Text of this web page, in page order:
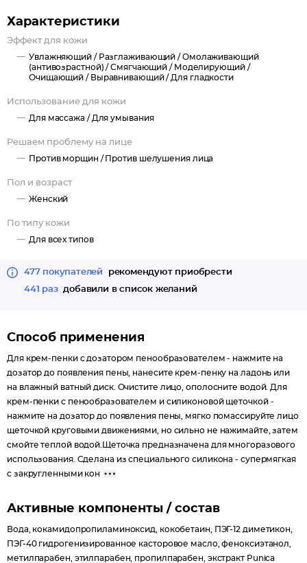
щеточкой.
В целях экономии предлагается дозаливка объемом 500 мл.,
которую Вы сможете перелить в уже имеющийся флакон с
пенообразователем от использованной крем-пенки.
Подходит для всех типов кожи.
Характеристики
Эффект для кожи
Увлажняющий / Разглаживающий /Омолаживающий
(антивозрастной) /Смягчающий / Моделирующий /
Очищающий / Выравнивающий / Для гладкости
Использование для кожи
Для массажа / Для умывания
Решаем проблему на лице
Против морщин / Против шелушения лица
Пол и возраст
Женский
По типу кожи
Для всех типов
477 покупателей
рекомендуют приобрести
441 раз добавили в список желаний
Способ применения
Для крем-пенки с дозатором пенообразователем - нажмите на
дозатор до появления пены, нанесите крем-пенку на ладонь или
на влажный ватный диск. Очистите лицо, ополосните водой. Для
крем-пенки с пенообразователем и силиконовой щеточкой -
нажмите на дозатор до появления пены, мягко помассируйте лицо
щеточкой круговыми движениями, но сильно не нажимайте, затем
смойте теплой водой.Щеточка предназначена для многоразового
использования. Сделана из специального силикона - супермягкая
с закругленными кон
Активные компоненты / состав
Вода, кокамидопропиламиноксид, кокобетаин, ПЭГ-12 диметикон,
ПЭГ-40 гидрогенизированное касторовое масло, феноксиэтанол,
метилпарабен, этилпарабен, пропилпарабен, экстракт Punica